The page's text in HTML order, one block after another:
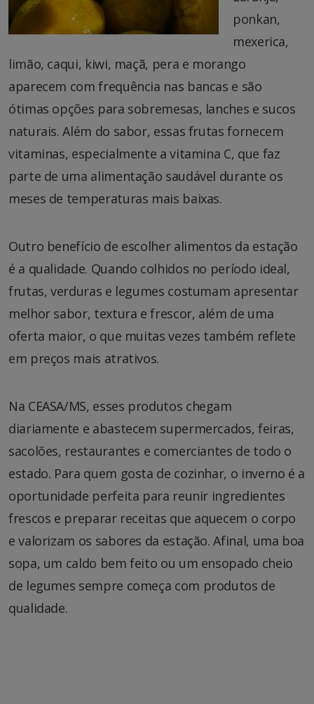
ponkan,
mexerica,
limão, caqui, kiwi, maçã, pera e morango
aparecem com frequência nas bancas e são
ótimas opções para sobremesas, lanches e sucos
naturais. Além do sabor, essas frutas fornecem
vitaminas, especialmente a vitamina C, que faz
parte de uma alimentação saudável durante os
meses de temperaturas mais baixas.
Outro benefício de escolher alimentos da estação
é a qualidade. Quando colhidos no período ideal,
frutas, verduras e legumes costumam apresentar
melhor sabor, textura e frescor, além de uma
oferta maior, o que muitas vezes também reflete
em preços mais atrativos.
Na CEASA/MS, esses produtos chegam
diariamente e abastecem supermercados, feiras,
sacolões, restaurantes e comerciantes de todo o
estado. Para quem gosta de cozinhar, o inverno é a
oportunidade perfeita para reunir ingredientes
frescos e preparar receitas que aquecem o corpo
e valorizam os sabores da estação. Afinal, uma boa
sopa, um caldo bem feito ou um ensopado cheio
de legumes sempre começa com produtos de
qualidade.